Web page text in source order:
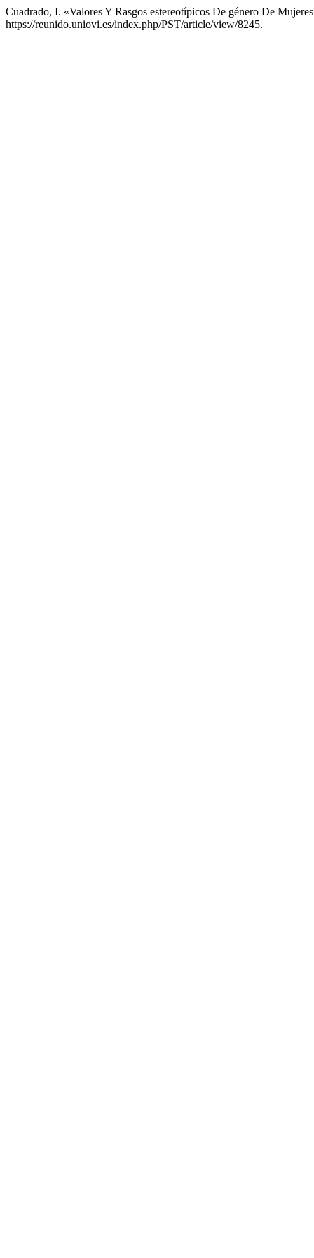
Cuadrado, I. «Valores Y Rasgos estereotípicos De género De
https://reunido.uniovi.es/index.php/PST/article/view/8245.